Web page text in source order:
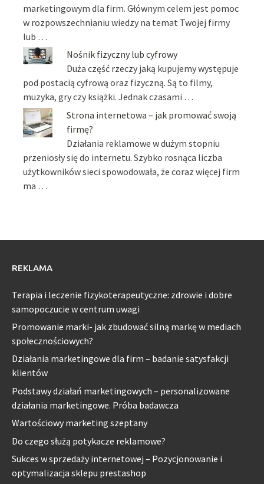
marketingowym dla firm. Głównym celem jest pomoc
w rozpowszechnianiu wiedzy na temat Twojej firmy
lub …
Nośnik fizyczny lub cyfrowy
Duża część rzeczy jaką kupujemy występuje
pod postacią cyfrową oraz fizyczną. Są to filmy,
muzyka, gry czy książki. Jednak czasami …
Strona internetowa – jak promować swoją
firmę?
Działania reklamowe w dużym stopniu
przeniosły się do internetu. Szybko rosnąca liczba
użytkowników sieci spowodowała, że coraz więcej firm
ma …
REKLAMA
Terapia i leczenie fizykoterapeutyczne: zdrowie i dobre
samopoczucie w centrum uwagi
Promowanie marki- jak zbudować silną markę w mediach
społecznościowych?
Działania marketingowe dla firm – badanie satysfakcji
klientów
Podstawy działań marketingowych – personalizowane
działania marketingowe. Próba badawcza
Wartościowy marketing szeptany
Do czego służą potykacze reklamowe?
Sukces w sprzedaży internetowej – Pozycjonowanie i
optymalizacja sklepu prestashop